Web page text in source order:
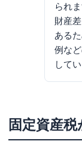
られま
財産
ある
例な
して
固定資産